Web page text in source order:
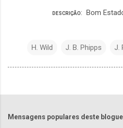
DESCRIÇÃO: Bom
H. Wild J. B. Phipps J.
Mensagens populares deste blogue